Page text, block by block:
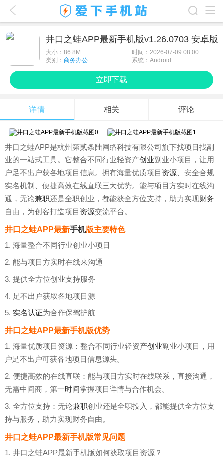
应用排行榜
最新游戏
最新应用
手机使用
游戏攻略
井口之蛙APP最新手机版v1.26.0703 安卓版
大小： 86.8M
时间：2026-07-09 08:00
类别： 商务办公 系统：Android
立即下载
详情 相关 评论
井口之蛙APP是杭州第贰条陆网络科技有限公司旗下找项目找副
业的一站式工具。它整合不同行业轻资产创业副业小项目，让用
户足不出户获各地项目信息。拥有海量优质项目 资源 、安全合规
实名机制、便捷高效在线直联三大优势。能与项目方实时在线沟
通，无论兼职还是全职创业，都能获全方位支持，助力实现财务
自由，为创客打造项目 资源交流平台。
井口之蛙APP最新手机版主要特色
1. 海量整合不同行业创业小项目
2. 能与项目方实时在线来沟通
3. 提供全方位创业支持服务
4. 足不出户获取各地项目源
5. 实名认证为合作保驾护航
井口之蛙APP最新手机版优势
1. 海量优质项目资源：整合不同行业轻资产创业副业小项目，用
户足不出户可获各地项目信息源头。
2. 便捷高效的在线直联：能与项目方实时在线联系，直接沟通，
无需中间商，第一时间掌握项目详情与合作机会。
3. 全方位支持：无论兼职创业还是全职投入，都能提供全方位支
持与服务，助力实现财务自由。
井口之蛙APP最新手机版常见问题
1. 井口之蛙APP最新手机版如何获取项目资源？